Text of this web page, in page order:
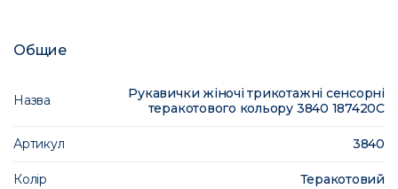
Общие
Назва
Рукавички жіночі трикотажні сенсорні
теракотового кольору 3840 187420C
Артикул 3840
Колір Теракотовий